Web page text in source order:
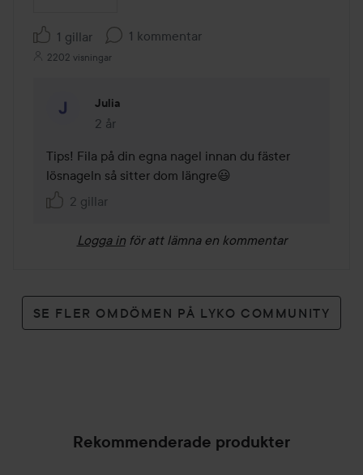
1 gillar 1 kommentar
2202 visningar
Julia
2 år
Kommentaren lades 2 år
Tips! Fila på din egna nagel innan du fäster
lösnageln så sitter dom längre😃
2 gillar
Logga in för att lämna en kommentar
SE FLER OMDÖMEN PÅ LYKO COMMUNITY
Rekommenderade produkter